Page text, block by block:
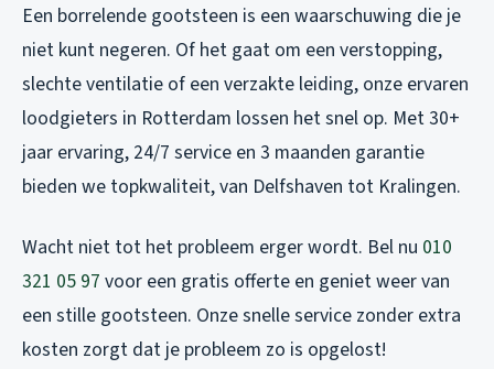
Een borrelende gootsteen is een waarschuwing die je
niet kunt negeren. Of het gaat om een verstopping,
slechte ventilatie of een verzakte leiding, onze ervaren
loodgieters in Rotterdam lossen het snel op. Met 30+
jaar ervaring, 24/7 service en 3 maanden garantie
bieden we topkwaliteit, van Delfshaven tot Kralingen.
Wacht niet tot het probleem erger wordt. Bel nu 010
321 05 97 voor een gratis offerte en geniet weer van
een stille gootsteen. Onze snelle service zonder extra
kosten zorgt dat je probleem zo is opgelost!